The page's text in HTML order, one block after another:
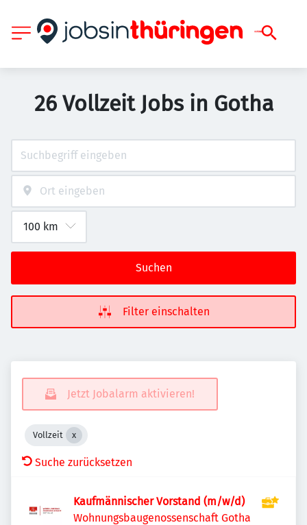
26 Vollzeit Jobs in Gotha
Suchen
Filter einschalten
Jetzt Jobalarm aktivieren!
Vollzeit
Suche zurücksetzen
Kaufmännischer Vorstand (m/w/d)
Wohnungsbaugenossenschaft Gotha